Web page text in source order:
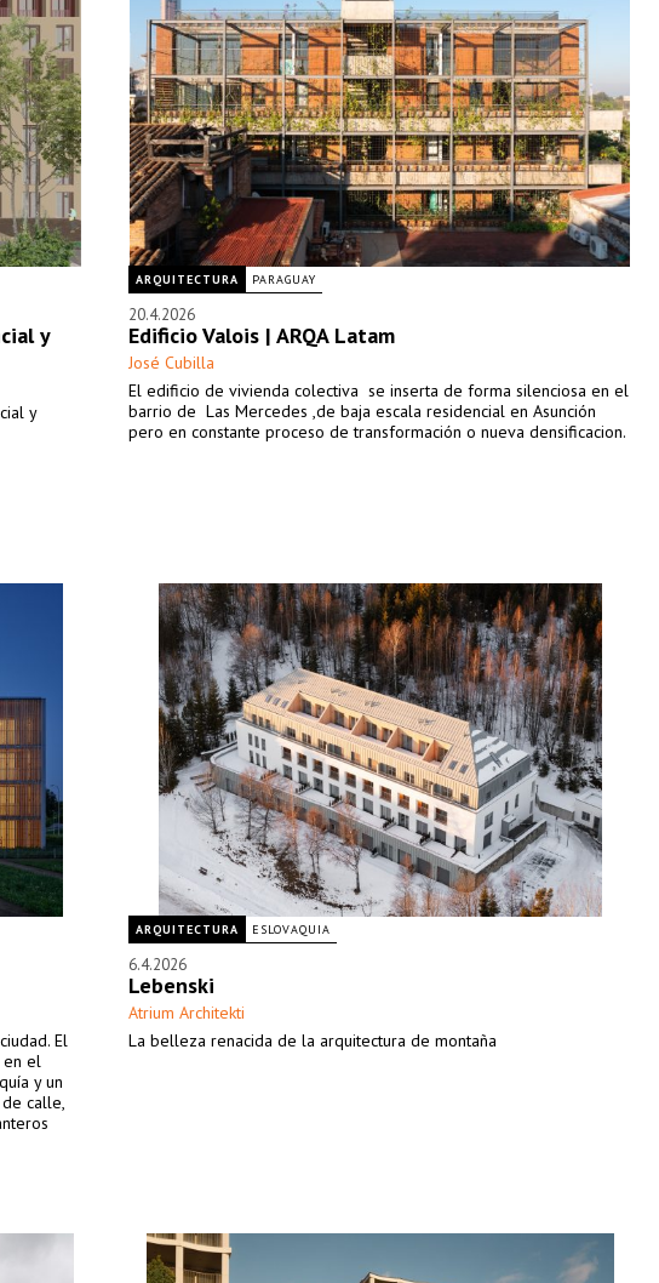
y
y
ARQUITECTURA PARAGUAY
20.4.2026
Edificio Valois | ARQA Latam
José Cubilla
El edificio de vivienda colectiva se inserta de forma silenciosa en el
barrio de Las Mercedes ,de baja escala residencial en Asunción
pero en constante proceso de transformación o nueva densificacion.
El
en el
y un
calle,
ARQUITECTURA ESLOVAQUIA
6.4.2026
Lebenski
Atrium Architekti
La belleza renacida de la arquitectura de montaña